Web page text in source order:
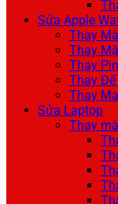
Sửa Apple
Thay
Thay
Thay
Thay Đế
Thay
Sửa Laptop
Thay